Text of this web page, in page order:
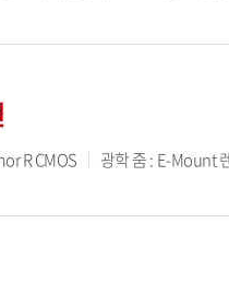
R CMOS 광학 줌 : E-Mount